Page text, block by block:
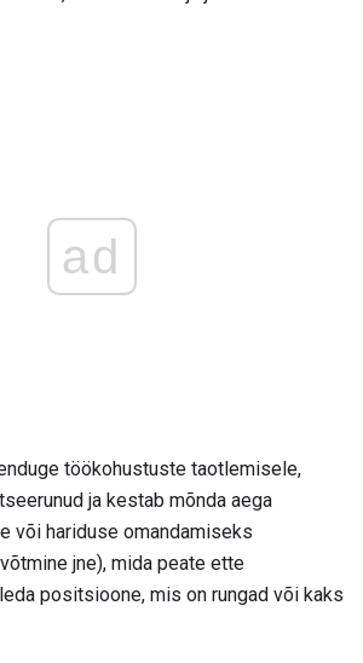
ad
töökohustuste taotlemisele,
ja kestab mõnda aega
või hariduse omandamiseks
jne), mida peate ette
positsioone, mis on rungad või kaks